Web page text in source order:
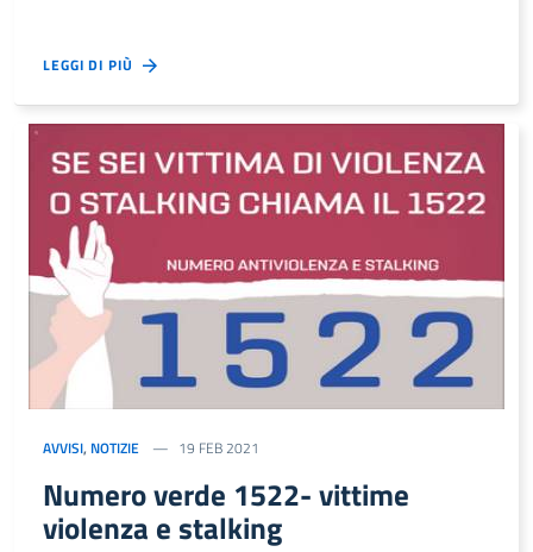
LEGGI DI PIÙ
AVVISI, NOTIZIE 19 FEB 2021
Numero verde 1522- vittime
violenza e stalking